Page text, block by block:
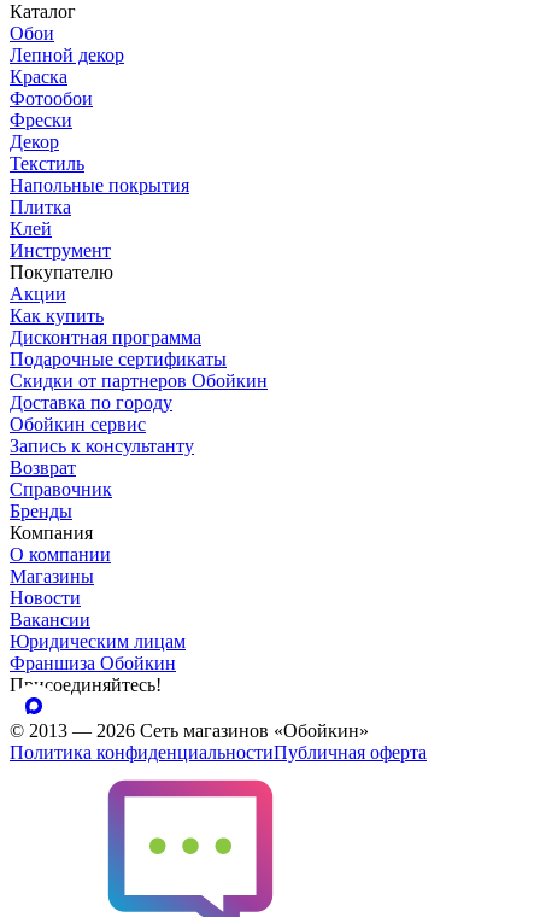
Каталог
Обои
Лепной декор
Краска
Фотообои
Фрески
Декор
Текстиль
Напольные покрытия
Плитка
Клей
Инструмент
Покупателю
Акции
Как купить
Дисконтная программа
Подарочные сертификаты
Скидки от партнеров Обойкин
Доставка по городу
Обойкин сервис
Запись к консультанту
Возврат
Справочник
Бренды
Компания
О компании
Магазины
Новости
Вакансии
Юридическим лицам
Франшиза Обойкин
Присоединяйтесь!
© 2013 — 2026 Сеть магазинов «Обойкин»
Политика конфиденциальностиПубличная оферта